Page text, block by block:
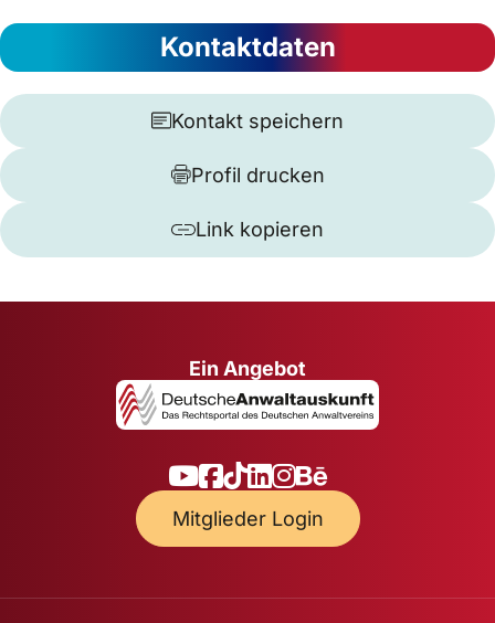
Kontaktdaten
Kontakt speichern
Profil drucken
Link kopieren
Ein Angebot
Mitglieder Login